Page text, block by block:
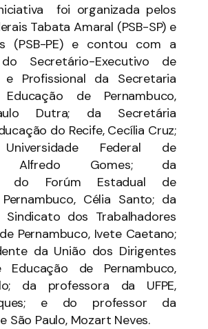
foi organizada pelos
Tabata Amaral (PSB-SP) e
(PSB-PE) e contou com a
Secretário-Executivo de
e Profissional da Secretaria
de Pernambuco,
Dutra; da Secretária
do Recife, Cecília Cruz;
Federal de
Alfredo Gomes; da
do Forúm Estadual de
Célia Santo; da
dos Trabalhadores
Pernambuco, Ivete Caetano;
da União dos Dirigentes
Educação de Pernambuco,
da professora da UFPE,
e do professor da
São Paulo, Mozart Neves.